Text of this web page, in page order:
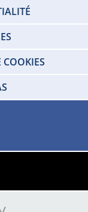
COOKIES